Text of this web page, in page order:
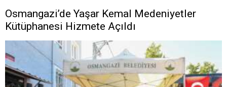
Osmangazi’de Yaşar Kemal Medeniyetler
Kütüphanesi Hizmete Açıldı